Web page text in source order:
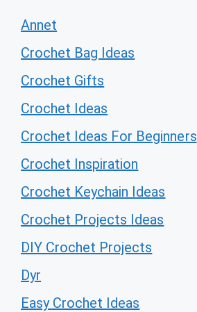
Annet
Crochet Bag Ideas
Crochet Gifts
Crochet Ideas
Crochet Ideas For Beginners
Crochet Inspiration
Crochet Keychain Ideas
Crochet Projects Ideas
DIY Crochet Projects
Dyr
Easy Crochet Ideas